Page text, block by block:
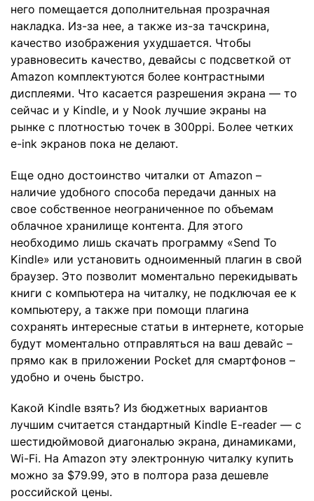
него помещается дополнительная прозрачная
накладка. Из-за нее, а также из-за тачскрина,
качество изображения ухудшается. Чтобы
уравновесить качество, девайсы с подсветкой от
Amazon комплектуются более контрастными
дисплеями. Что касается разрешения экрана — то
сейчас и у Kindle, и у Nook лучшие экраны на
рынке с плотностью точек в 300ppi. Более четких
e-ink экранов пока не делают.
Еще одно достоинство читалки от Amazon –
наличие удобного способа передачи данных на
свое собственное неограниченное по объемам
облачное хранилище контента. Для этого
необходимо лишь скачать программу «Send To
Kindle» или установить одноименный плагин в свой
браузер. Это позволит моментально перекидывать
книги с компьютера на читалку, не подключая ее к
компьютеру, а также при помощи плагина
сохранять интересные статьи в интернете, которые
будут моментально отправляться на ваш девайс –
прямо как в приложении Pocket для смартфонов –
удобно и очень быстро.
Какой Kindle взять? Из бюджетных вариантов
лучшим считается стандартный Kindle E-reader — с
шестидюймовой диагональю экрана, динамиками,
Wi-Fi. На Amazon эту электронную читалку купить
можно за $79.99, это в полтора раза дешевле
российской цены.